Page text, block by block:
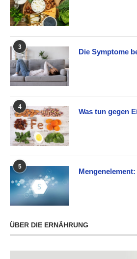
3
Die Symptome
4
Was tun gegen
5
ÜBER DIE ERNÄHRUNG